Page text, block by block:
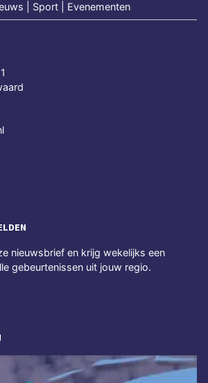
| Sport | Evenementen
nieuwsbrief en krijg wekelijks een
gebeurtenissen uit jouw regio.